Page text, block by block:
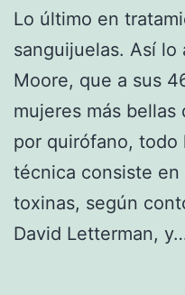
Lo último en
sanguijuelas. Así lo
Moore, que a sus
mujeres más
por quirófano, todo
técnica consiste en
toxinas, según
David Letterman,